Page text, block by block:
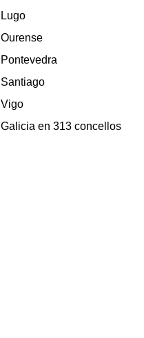
Lugo
Ourense
Pontevedra
Santiago
Vigo
Galicia en 313 concellos